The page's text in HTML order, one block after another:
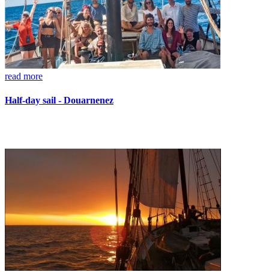
read more
Half-day sail - Douarnenez